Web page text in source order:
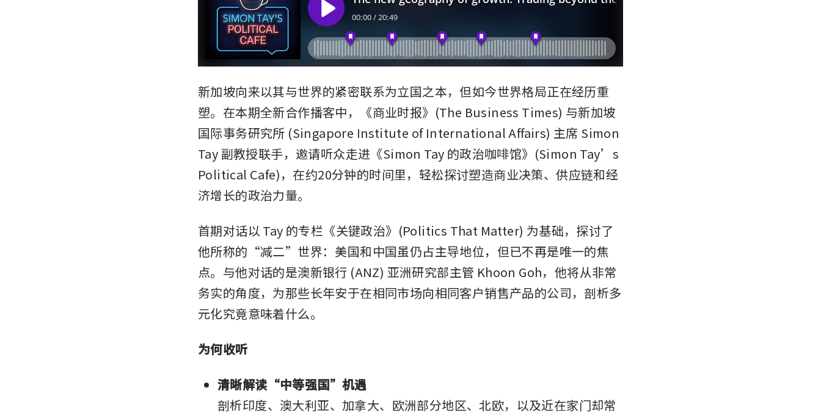
新加坡向来以其与世界的紧密联系为立国之本，但如今世界格局正在经历重
塑。在本期全新合作播客中，《商业时报》(The Business Times) 与新加坡
国际事务研究所 (Singapore Institute of International Affairs) 主席 Simon
Tay 副教授联手，邀请听众走进《Simon Tay 的政治咖啡馆》(Simon Tay’s
Political Cafe)，在约20分钟的时间里，轻松探讨塑造商业决策、供应链和经
济增长的政治力量。
首期对话以 Tay 的专栏《关键政治》(Politics That Matter) 为基础，探讨了
他所称的“减二”世界：美国和中国虽仍占主导地位，但已不再是唯一的焦
点。与他对话的是澳新银行 (ANZ) 亚洲研究部主管 Khoon Goh，他将从非常
务实的角度，为那些长年安于在相同市场向相同客户销售产品的公司，剖析多
元化究竟意味着什么。
为何收听
清晰解读“中等强国”机遇
剖析印度、澳大利亚、加拿大、欧洲部分地区、北欧，以及近在家门却常